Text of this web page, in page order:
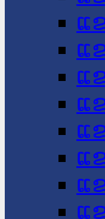
ແ
ແ
ແ
ແ
ແ
ແ
ແ
ແ